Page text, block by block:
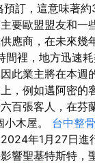
訂，這意味著
要歐盟盟友和一
應商，在未來幾
裡，地方迅速耗
此業主將在本
，例如邁阿密的
百張客人，在芬
木屋。 台中整
年1月27日進
響聖基特斯特